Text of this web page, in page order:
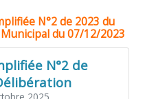
N°2 de 2023 du
du 07/12/2023
N°2 de